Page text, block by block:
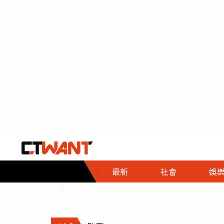
::: 最新 社會
社會首頁
時事
調查
娛樂
娛樂首頁
即時
財經首頁
熱線
政